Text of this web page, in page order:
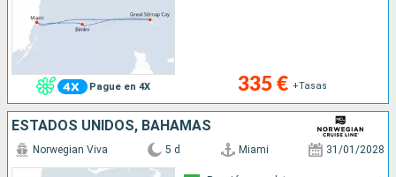
Pague en 4X 335 € +Tasas
ESTADOS UNIDOS, BAHAMAS
Norwegian Viva 5 d Miami 31/01/2028